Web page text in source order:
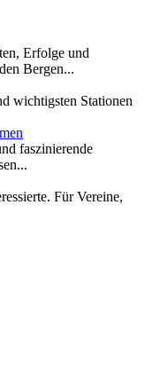
Erfolge und
Bergen...
wichtigsten Stationen
faszinierende
Für Vereine,